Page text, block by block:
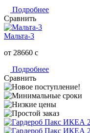
Подробнее
Сравнить
Мальта-3
от 28660 c
Подробнее
Сравнить